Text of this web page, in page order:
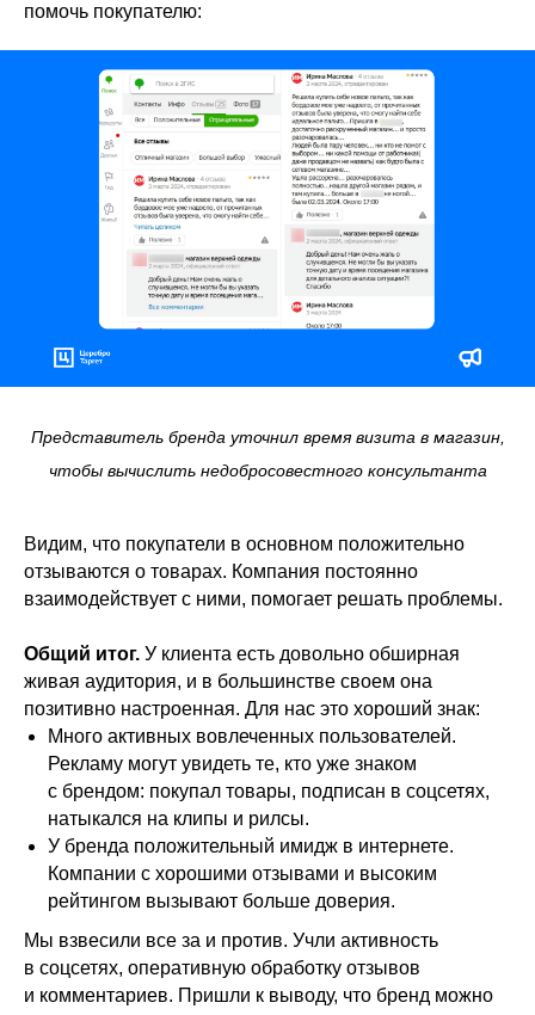
помочь покупателю:
Представитель бренда уточнил время визита в магазин,
чтобы вычислить недобросовестного консультанта
Видим, что покупатели в основном положительно
отзываются о товарах. Компания постоянно
взаимодействует с ними, помогает решать проблемы.
Общий итог. У клиента есть довольно обширная
живая аудитория, и в большинстве своем она
позитивно настроенная. Для нас это хороший знак:
Много активных вовлеченных пользователей.
Рекламу могут увидеть те, кто уже знаком
с брендом: покупал товары, подписан в соцсетях,
натыкался на клипы и рилсы.
У бренда положительный имидж в интернете.
Компании с хорошими отзывами и высоким
рейтингом вызывают больше доверия.
Мы взвесили все за и против. Учли активность
в соцсетях, оперативную обработку отзывов
и комментариев. Пришли к выводу, что бренд можно